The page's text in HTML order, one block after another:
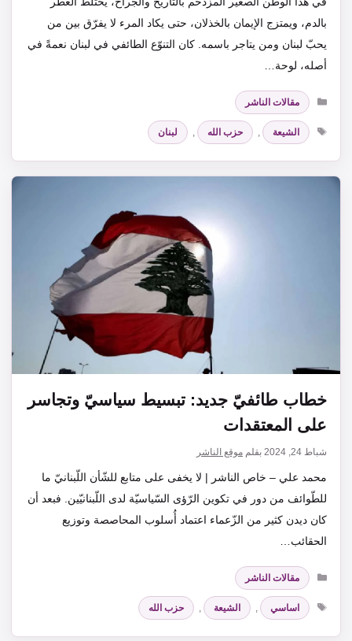
بالدم، ويمتزج الإيمان بالخذلان، حتى يكاد المرء لا يفرّق بين من
يحبّ لبنان ومن يتاجر باسمه. كان التنوّع الطائفي في لبنان نعمةً في
أصله، لوحة…
التصنيفات
مقالات الناشر
الوسوم
الشيعة , حزب الله , لبنان
خطاب طائفيّ جديد: تبسيط سياسيّ وتجاسر
على المعتقدات
شباط 24, 2024 بقلم موقع الناشر
محمد علي – خاص الناشر | لا يخفى على متابع للشّأن اللّبنانيّ ما
للطّوائف من دور في تكوين الرّؤى السّياسيّة لدى اللّبنانيّين. فبعد أن
كان ديدن كثير من الزّعماء اعتماد أُسلوب المحاصصة وتوزيع
الحقائب…
التصنيفات
مقالات الناشر
الوسوم
اساسي الشيعة حزب الله